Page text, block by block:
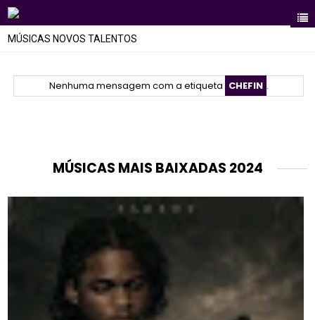
MÚSICAS NOVOS TALENTOS
Nenhuma mensagem com a etiqueta CHEFIN .
MÚSICAS MAIS BAIXADAS 2024